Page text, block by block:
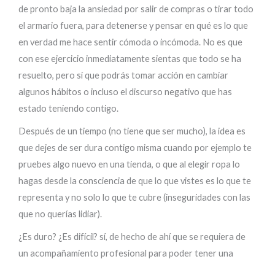
de pronto baja la ansiedad por salir de compras o tirar todo
el armario fuera, para detenerse y pensar en qué es lo que
en verdad me hace sentir cómoda o incómoda. No es que
con ese ejercicio inmediatamente sientas que todo se ha
resuelto, pero sí que podrás tomar acción en cambiar
algunos hábitos o incluso el discurso negativo que has
estado teniendo contigo.
Después de un tiempo (no tiene que ser mucho), la idea es
que dejes de ser dura contigo misma cuando por ejemplo te
pruebes algo nuevo en una tienda, o que al elegir ropa lo
hagas desde la consciencia de que lo que vistes es lo que te
representa y no solo lo que te cubre (inseguridades con las
que no querías lidiar).
¿Es duro? ¿Es difícil? sí, de hecho de ahí que se requiera de
un acompañamiento profesional para poder tener una